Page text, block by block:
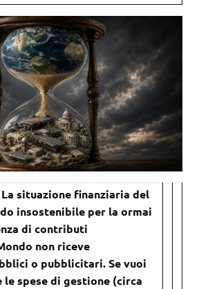
La situazione finanziaria del
insostenibile per la ormai
di contributi
non riceve
o pubblicitari. Se vuoi
spese di gestione (circa